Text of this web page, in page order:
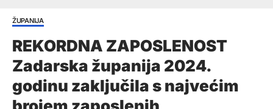
ŽUPANIJA
REKORDNA ZAPOSLENOST
Zadarska županija 2024.
godinu zaključila s najvećim